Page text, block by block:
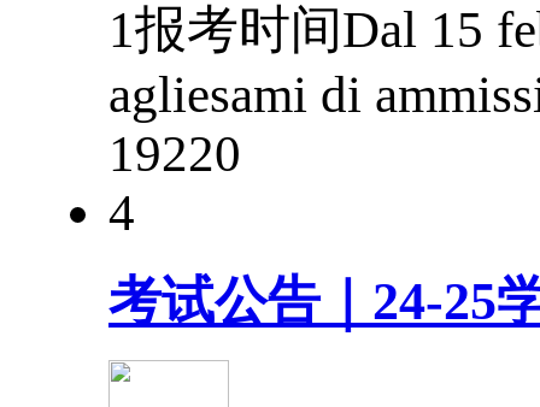
1报考时间Dal 15
agliesami di
19220
4
考试公告｜24-25